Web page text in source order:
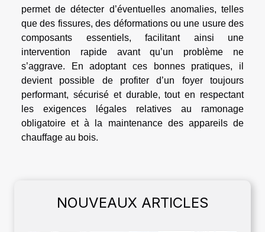
permet de détecter d’éventuelles anomalies, telles
que des fissures, des déformations ou une usure des
composants essentiels, facilitant ainsi une
intervention rapide avant qu’un problème ne
s’aggrave. En adoptant ces bonnes pratiques, il
devient possible de profiter d’un foyer toujours
performant, sécurisé et durable, tout en respectant
les exigences légales relatives au ramonage
obligatoire et à la maintenance des appareils de
chauffage au bois.
NOUVEAUX ARTICLES